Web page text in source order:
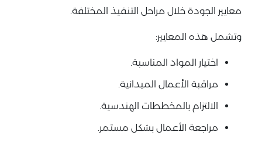
معايير الجودة خلال مراحل التنفيذ المختلفة.
وتشمل هذه المعايير:
اختيار المواد المناسبة.
مراقبة الأعمال الميدانية.
الالتزام بالمخططات الهندسية.
مراجعة الأعمال بشكل مستمر.